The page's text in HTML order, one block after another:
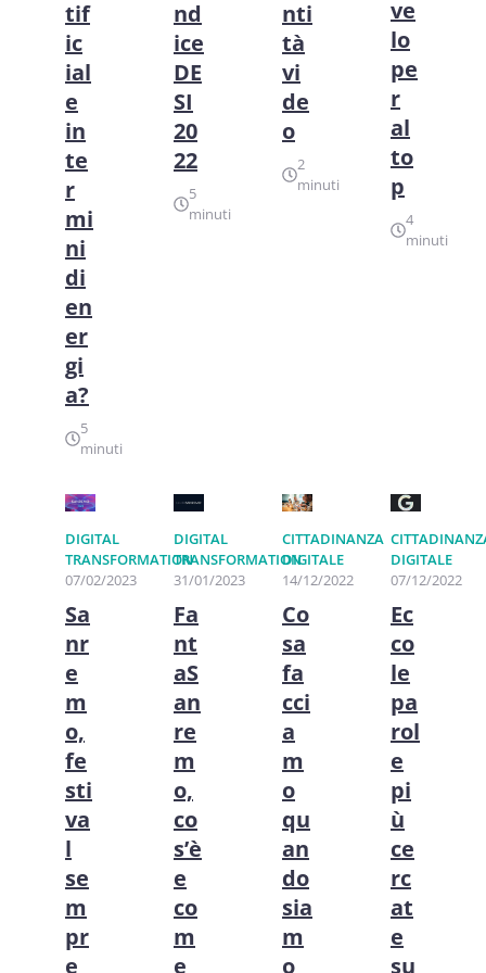
tif
ic
ial
e
in
te
r
mi
ni
di
en
er
gi
a?
5
minuti
nd
ice
DE
SI
20
22
5
minuti
nti
tà
vi
de
o
2
minuti
ve
lo
pe
r
al
to
p
4
minuti
DIGITAL
TRANSFORMATION
07/02/2023
Sa
nr
e
m
o,
fe
sti
va
l
se
m
pr
e
DIGITAL
TRANSFORMATION
31/01/2023
Fa
nt
aS
an
re
m
o,
co
s’è
e
co
m
e
CITTADINANZA
DIGITALE
14/12/2022
Co
sa
fa
cci
a
m
o
qu
an
do
sia
m
o
DIGITALE
07/12/2022
Ec
co
le
pa
rol
e
pi
ù
ce
rc
at
e
su